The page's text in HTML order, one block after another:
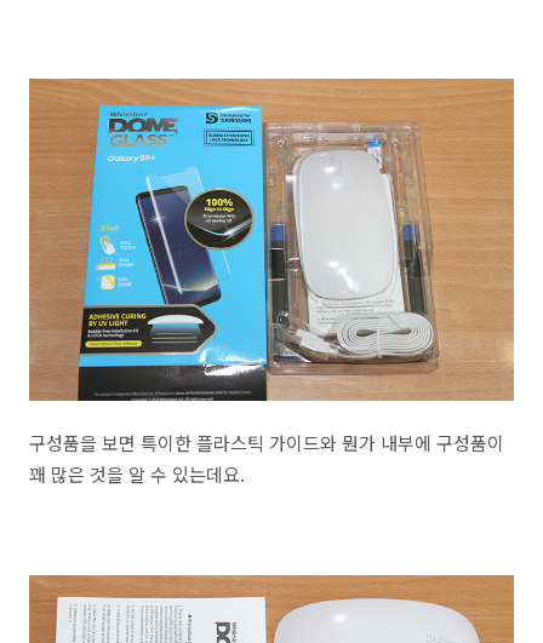
구성품을 보면 특이한 플라스틱 가이드와 뭔가 내부에 구성품이
꽤 많은 것을 알 수 있는데요.